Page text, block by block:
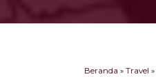
Beranda » Travel »